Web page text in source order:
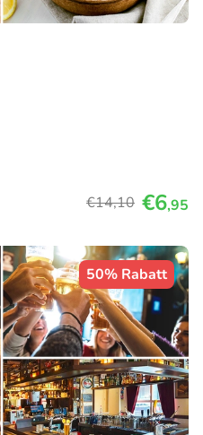
€14,10 €6,95
50% Rabatt